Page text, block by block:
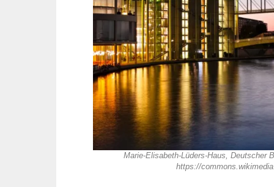
Marie-Elisabeth-Lüders-Haus, Deutscher
https://